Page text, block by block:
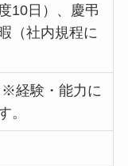
10日）、慶弔
（社内規程に
※経験・能力に
。